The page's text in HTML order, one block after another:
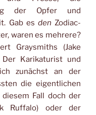
der Opfer und
Gab es den Zodiac-
waren es mehrere?
Graysmiths (Jake
Der Karikaturist und
zunächst an der
die eigentlichen
Fall doch der
Ruffalo) oder der